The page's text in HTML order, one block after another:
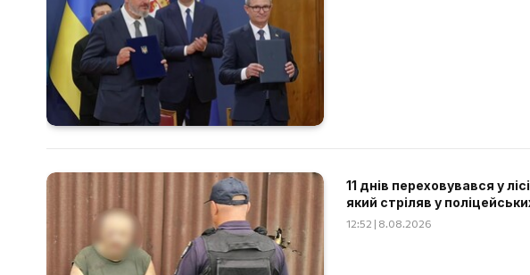
11 днів переховувався у
який стріляв у
12:52 | 8.08.2026